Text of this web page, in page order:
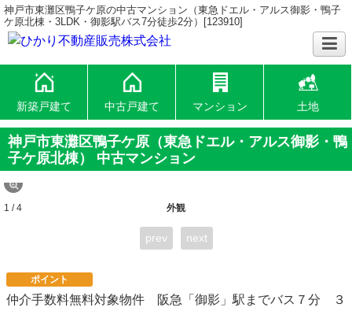
神戸市東灘区鴨子ケ原の中古マンション（東急ドエル・アルス御影・鴨子
ケ原北棟・3LDK・御影駅バス7分徒歩2分）[123910]
新築戸建て 中古戸建て マンション 土地
神戸市東灘区鴨子ケ原（東急ドエル・アルス御影・鴨
子ケ原北棟） 中古マンション
外観
1 / 4
prev next
ポイント
仲介手数料無料対象物件 阪急「御影」駅までバス７分 ３